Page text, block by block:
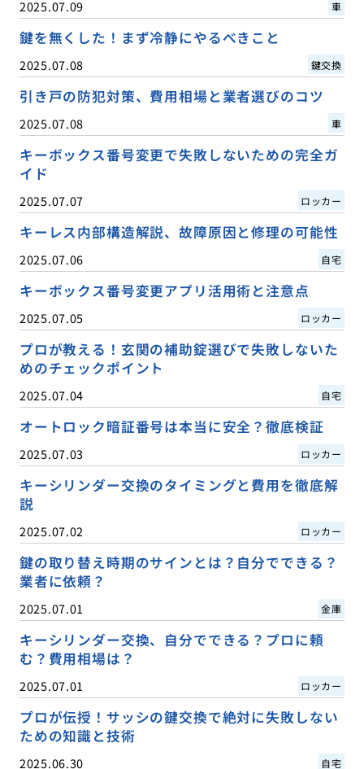
2025.07.09 車
鍵を無くした！まず冷静にやるべきこと
2025.07.08 鍵交換
引き戸の防犯対策、費用相場と業者選びのコツ
2025.07.08 車
キーボックス番号変更で失敗しないための完全ガ
イド
2025.07.07 ロッカー
キーレス内部構造解説、故障原因と修理の可能性
2025.07.06 自宅
キーボックス番号変更アプリ活用術と注意点
2025.07.05 ロッカー
プロが教える！玄関の補助錠選びで失敗しないた
めのチェックポイント
2025.07.04 自宅
オートロック暗証番号は本当に安全？徹底検証
2025.07.03 ロッカー
キーシリンダー交換のタイミングと費用を徹底解
説
2025.07.02 ロッカー
鍵の取り替え時期のサインとは？自分でできる？
業者に依頼？
2025.07.01 金庫
キーシリンダー交換、自分でできる？プロに頼
む？費用相場は？
2025.07.01 ロッカー
プロが伝授！サッシの鍵交換で絶対に失敗しない
ための知識と技術
2025.06.30 自宅